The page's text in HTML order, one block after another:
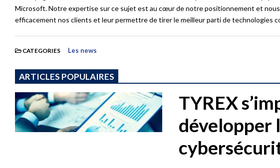
Microsoft. Notre expertise sur ce sujet est au cœur de notre positionnement et
efficacement nos clients et leur permettre de tirer le meilleur parti de technologies
CATEGORIES Les news
ARTICLES POPULAIRES
TYREX
développer